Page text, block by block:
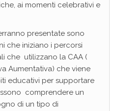
ai momenti celebrativi e
presentate sono
che iniziano i percorsi
che utilizzano la CAA (
Aumentativa) che viene
educativi per supportare
comprendere un
di un tipo di